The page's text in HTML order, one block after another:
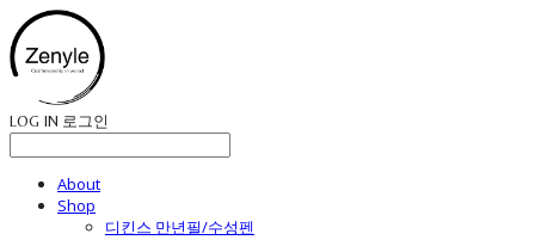
LOG IN 로그인
About
Shop
디킨스 만년필/수성펜